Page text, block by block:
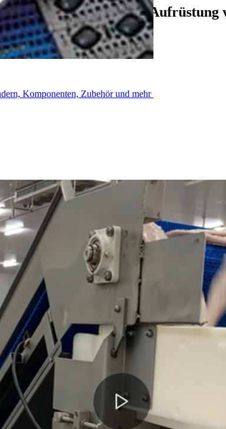
Komponenten, Zubehör und mehr
€ pro Jahr durch